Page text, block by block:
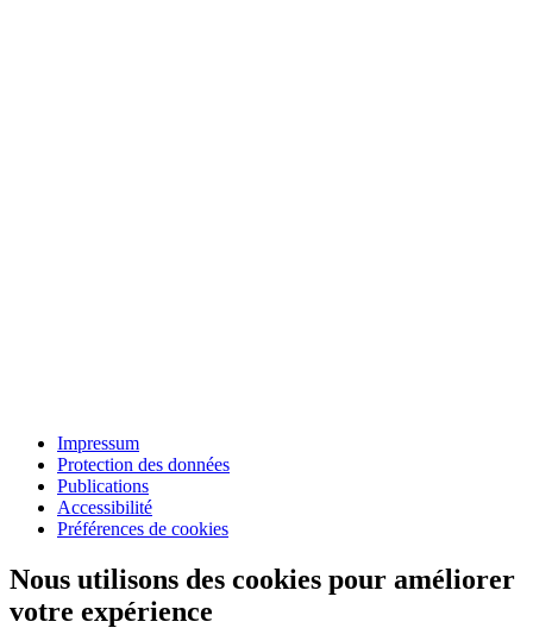
Impressum
Protection des données
Publications
Accessibilité
Préférences de cookies
Nous utilisons des cookies pour améliorer
votre expérience